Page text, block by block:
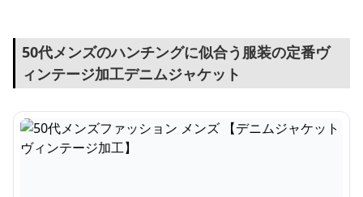
50代メンズのハンチングに似合う服装の定番ヴ
ィンテージ加工デニムジャケット